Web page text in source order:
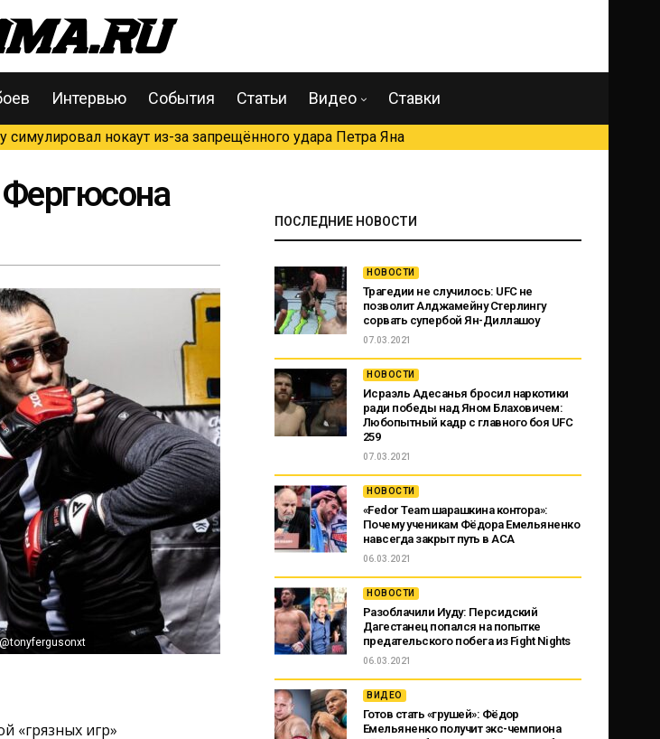
Интервью События Статьи Видео Ставки
нокаут из-за запрещённого удара Петра Яна
«грязных игр»
ПОСЛЕДНИЕ НОВОСТИ
НОВОСТИ
Трагедии не случилось: UFC не
позволит Алджамейну Стерлингу
сорвать супербой Ян-Диллашоу
07.03.2021
НОВОСТИ
Исраэль Адесанья бросил наркотики
ради победы над Яном Блаховичем:
Любопытный кадр с главного боя UFC
259
07.03.2021
НОВОСТИ
«Fedor Team шарашкина контора»:
Почему ученикам Фёдора Емельяненко
навсегда закрыт путь в ACA
06.03.2021
НОВОСТИ
Разоблачили Иуду: Персидский
Дагестанец попался на попытке
предательского побега из Fight Nights
06.03.2021
ВИДЕО
Готов стать «грушей»: Фёдор
Емельяненко получит экс-чемпиона